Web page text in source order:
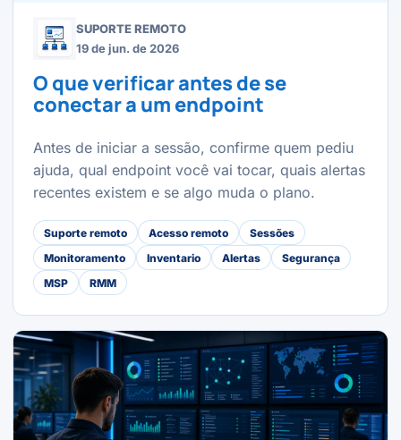
SUPORTE REMOTO
19 de jun. de 2026
O que verificar antes de se
conectar a um endpoint
Antes de iniciar a sessão, confirme quem pediu
ajuda, qual endpoint você vai tocar, quais alertas
recentes existem e se algo muda o plano.
Suporte remoto Acesso remoto
Sessões
Monitoramento
Inventario Alertas
Segurança
MSP
RMM